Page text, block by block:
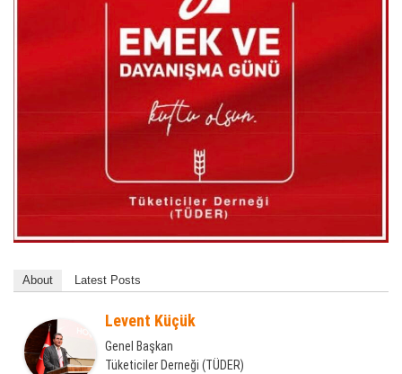
About Latest Posts
Levent Küçük
Genel Başkan
Tüketiciler Derneği (TÜDER)